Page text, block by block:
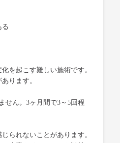
を起こす難しい施術です。
ります。
せん。3ヶ月間で3～5回程
られないことがあります。